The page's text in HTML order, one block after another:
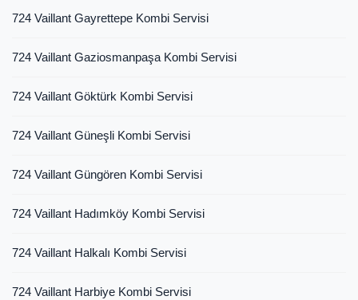
724 Vaillant Gayrettepe Kombi Servisi
724 Vaillant Gaziosmanpaşa Kombi Servisi
724 Vaillant Göktürk Kombi Servisi
724 Vaillant Güneşli Kombi Servisi
724 Vaillant Güngören Kombi Servisi
724 Vaillant Hadımköy Kombi Servisi
724 Vaillant Halkalı Kombi Servisi
724 Vaillant Harbiye Kombi Servisi